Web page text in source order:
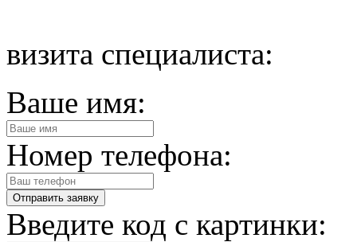
визита специалиста:
Ваше имя:
Номер телефона:
Введите код с картинки: